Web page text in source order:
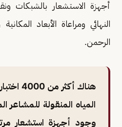
أجهزة الاستشعار بالشبكات
النهائي ومراعاة الأبعاد
الرحمن.
هناك
المياه المنقولة للمشاعر
وجود أجهزة استشعار